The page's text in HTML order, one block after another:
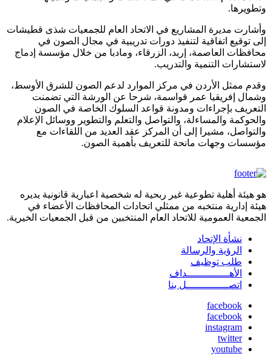
وتطويرها.
وأشارت مديرة المشاريع في الاتحاد العام للجمعيات شذى قطيشات
إلى توقيع اتفاقية لتنفيذ دورات تدريبية في مجال الصون في
محافظات العاصمة، إربد، الزرقاء، ومادبا من خلال مؤسسة إدماج
لاستشارات التنمية والتدريب.
وقدم ممثل الأردن في مركز الموارد لدعم الصون للشرق الأوسط،
وشمال إفريقيا عمر قواسمة، شرحا عن الورشة التي تضمنت
التعريف بإجراءات ومدونة قواعد السلوك الخاصة في الصون
والحوكمة والمساءلة، والتواصل والتعلم والتطوير ووسائل الإعلام
والتواصل، مشيرا إلى أن المركز عقد العديد من اللقاءات مع
مؤسسات وجهات مانحة للتعريف بأهمية الصون.
هو هيئة أهلية تطوعية غير ربحية له شخصية اعبارية قانونية يديره
هيئة إدارية منتخبه من ممثلي اتحادات المحافظات الأعضاء في
الجمعية العمومية للاتحاد العام المنتخبين من قبل الجمعيات الخيرية.
footermenu
نشأة الإتحاد
الرؤية والرسالة
طلب توظيف
الأهــــــــــــــداف
اتصــــــــــــــل بنا
social
media
facebook
facebook
instagram
twitter
youtube